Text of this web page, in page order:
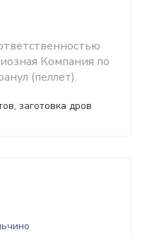
Компания по
(пеллет).
заготовка дров